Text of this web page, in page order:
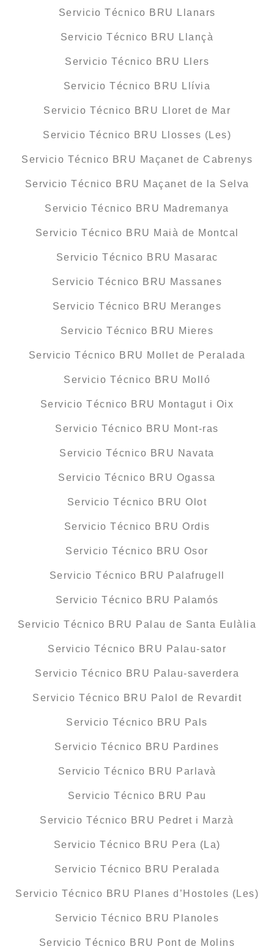
Servicio Técnico BRU Llanars
Servicio Técnico BRU Llançà
Servicio Técnico BRU Llers
Servicio Técnico BRU Llívia
Servicio Técnico BRU Lloret de Mar
Servicio Técnico BRU Llosses (Les)
Servicio Técnico BRU Maçanet de Cabrenys
Servicio Técnico BRU Maçanet de la Selva
Servicio Técnico BRU Madremanya
Servicio Técnico BRU Maià de Montcal
Servicio Técnico BRU Masarac
Servicio Técnico BRU Massanes
Servicio Técnico BRU Meranges
Servicio Técnico BRU Mieres
Servicio Técnico BRU Mollet de Peralada
Servicio Técnico BRU Molló
Servicio Técnico BRU Montagut i Oix
Servicio Técnico BRU Mont-ras
Servicio Técnico BRU Navata
Servicio Técnico BRU Ogassa
Servicio Técnico BRU Olot
Servicio Técnico BRU Ordis
Servicio Técnico BRU Osor
Servicio Técnico BRU Palafrugell
Servicio Técnico BRU Palamós
Servicio Técnico BRU Palau de Santa Eulàlia
Servicio Técnico BRU Palau-sator
Servicio Técnico BRU Palau-saverdera
Servicio Técnico BRU Palol de Revardit
Servicio Técnico BRU Pals
Servicio Técnico BRU Pardines
Servicio Técnico BRU Parlavà
Servicio Técnico BRU Pau
Servicio Técnico BRU Pedret i Marzà
Servicio Técnico BRU Pera (La)
Servicio Técnico BRU Peralada
Servicio Técnico BRU Planes d’Hostoles (Les)
Servicio Técnico BRU Planoles
Servicio Técnico BRU Pont de Molins